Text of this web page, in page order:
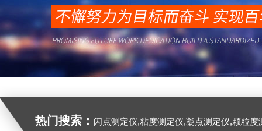
热门搜索： 闪点测定仪,粘度测定仪,凝点测定仪,颗粒